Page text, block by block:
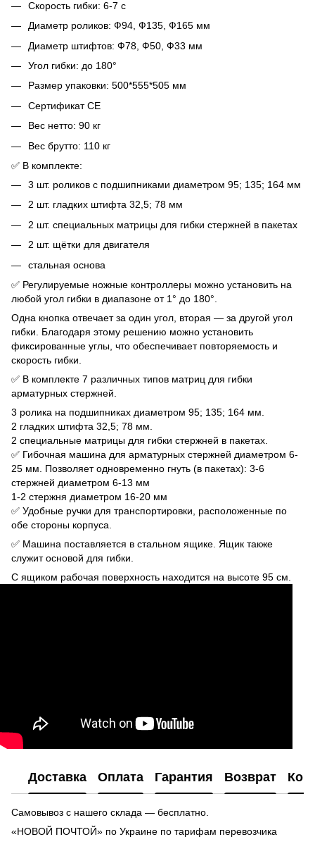
Скорость гибки: 6-7 с
Диаметр роликов: Ф94, Ф135, Ф165 мм
Диаметр штифтов: Ф78, Ф50, Ф33 мм
Угол гибки: до 180°
Размер упаковки: 500*555*505 мм
Сертификат CE
Вес нетто: 90 кг
Вес брутто: 110 кг
✅ В комплекте:
3 шт. роликов с подшипниками диаметром 95; 135; 164 мм
2 шт. гладких штифта 32,5; 78 мм
2 шт. специальных матрицы для гибки стержней в пакетах
2 шт. щётки для двигателя
стальная основа
✅ Регулируемые ножные контроллеры можно установить на
любой угол гибки в диапазоне от 1° до 180°.
Одна кнопка отвечает за один угол, вторая — за другой угол
гибки. Благодаря этому решению можно установить
фиксированные углы, что обеспечивает повторяемость и
скорость гибки.
✅ В комплекте 7 различных типов матриц для гибки
арматурных стержней.
3 ролика на подшипниках диаметром 95; 135; 164 мм.
2 гладких штифта 32,5; 78 мм.
2 специальные матрицы для гибки стержней в пакетах.
✅ Гибочная машина для арматурных стержней диаметром 6-
25 мм. Позволяет одновременно гнуть (в пакетах): 3-6
стержней диаметром 6-13 мм
1-2 стержня диаметром 16-20 мм
✅ Удобные ручки для транспортировки, расположенные по
обе стороны корпуса.
✅ Машина поставляется в стальном ящике. Ящик также
служит основой для гибки.
С ящиком рабочая поверхность находится на высоте 95 см.
Доставка Оплата Гарантия Возврат
Самовывоз с нашего склада — бесплатно.
«НОВОЙ ПОЧТОЙ» по Украине по тарифам перевозчика